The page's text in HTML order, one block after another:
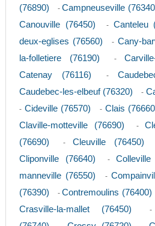
(76890)
-Campneuseville
Canouville (76450) - Canteleu
deux-eglises (76560)
- Cany-
la-folletiere (76190)
-
Catenay (76116) -
Caudebec-les-elbeuf (76320) -
- Cideville (76570) - Clais
Claville-motteville (76690) -
(76690)
-Cleuville (76450)
Cliponville (76640) - Colleville
manneville (76550)
-
(76390)
-Contremoulins (76400)
Crasville-la-mallet (76450)